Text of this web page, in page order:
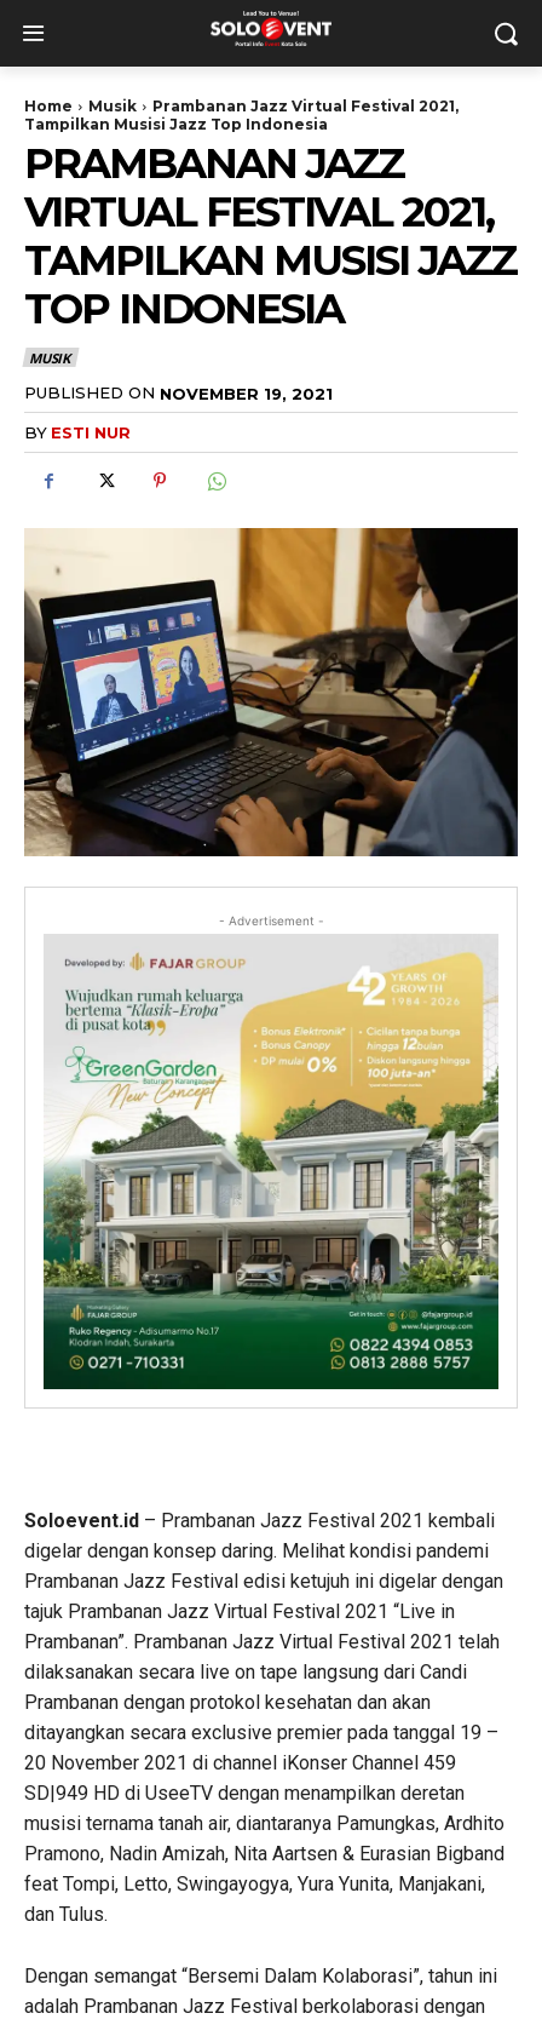
Home Musik
Prambanan Jazz Virtual Festival 2021,
Tampilkan Musisi Jazz Top Indonesia
PRAMBANAN JAZZ
VIRTUAL FESTIVAL 2021,
TAMPILKAN MUSISI JAZZ
TOP INDONESIA
MUSIK
PUBLISHED ON NOVEMBER 19, 2021
BY ESTI NUR
- Advertisement -
Soloevent.id – Prambanan Jazz Festival 2021 kembali
digelar dengan konsep daring. Melihat kondisi pandemi
Prambanan Jazz Festival edisi ketujuh ini digelar dengan
tajuk Prambanan Jazz Virtual Festival 2021 “Live in
Prambanan”. Prambanan Jazz Virtual Festival 2021 telah
dilaksanakan secara live on tape langsung dari Candi
Prambanan dengan protokol kesehatan dan akan
ditayangkan secara exclusive premier pada tanggal 19 –
20 November 2021 di channel iKonser Channel 459
SD|949 HD di UseeTV dengan menampilkan deretan
musisi ternama tanah air, diantaranya Pamungkas, Ardhito
Pramono, Nadin Amizah, Nita Aartsen & Eurasian Bigband
feat Tompi, Letto, Swingayogya, Yura Yunita, Manjakani,
dan Tulus.
Dengan semangat “Bersemi Dalam Kolaborasi”, tahun ini
adalah Prambanan Jazz Festival berkolaborasi dengan